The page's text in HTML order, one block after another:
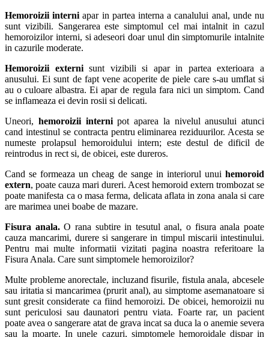
Hemoroizii interni apar in partea interna a canalului anal, unde nu
sunt vizibili. Sangerarea este simptomul cel mai intalnit in cazul
hemoroizilor interni, si adeseori doar unul din simptomurile intalnite
in cazurile moderate.
Hemoroizii externisunt vizibili si apar in partea exterioara a
anusului. Ei sunt de fapt vene acoperite de piele care s-au umflat si
au o culoare albastra. Ei apar de regula fara nici un simptom. Cand
se inflameaza ei devin rosii si delicati.
Uneori, hemoroizii internipot aparea la nivelul anusului atunci
cand intestinul se contracta pentru eliminarea reziduurilor. Acesta se
numeste prolapsul hemoroidului intern; este destul de dificil de
reintrodus in rect si, de obicei, este dureros.
Cand se formeaza un cheag de sange in interiorul unui hemoroid
extern, poate cauza mari dureri. Acest hemoroid extern trombozat se
poate manifesta ca o masa ferma, delicata aflata in zona anala si care
are marimea unei boabe de mazare.
Fisura anala.O rana subtire in tesutul anal, o fisura anala poate
cauza mancarimi, durere si sangerare in timpul miscarii intestinului.
Pentru mai multe informatii vizitati pagina noastra referitoare la
Fisura Anala. Care sunt simptomele hemoroizilor?
Multe probleme anorectale, incluzand fisurile, fistula anala, abcesele
sau iritatia si mancarimea (prurit anal), au simptome asemanatoare si
sunt gresit considerate ca fiind hemoroizi. De obicei, hemoroizii nu
sunt periculosi sau daunatori pentru viata. Foarte rar, un pacient
poate avea o sangerare atat de grava incat sa duca la o anemie severa
sau la moarte. In unele cazuri, simptomele hemoroidale dispar in